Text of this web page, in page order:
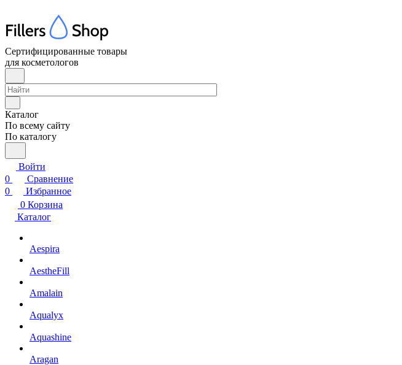
Сертифицированные товары
для косметологов
Каталог
По всему сайту
По каталогу
Войти
0
Сравнение
0
Избранное
0 Корзина
Каталог
Aespira
AestheFill
Amalain
Aqualyx
Aquashine
Aragan